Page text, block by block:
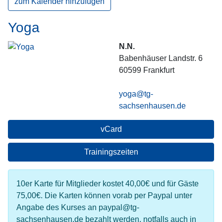
Yoga
N.N.
Babenhäuser Landstr. 6
60599 Frankfurt
yoga@tg-
sachsenhausen.de
vCard
Trainingszeiten
10er Karte für Mitglieder kostet 40,00€ und für Gäste
75,00€. Die Karten können vorab per Paypal unter
Angabe des Kurses an paypal@tg-
sachsenhausen.de bezahlt werden, notfalls auch in